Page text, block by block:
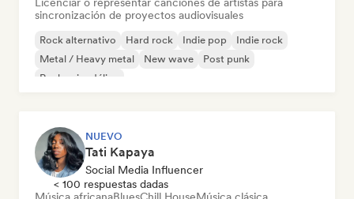
sincronización de proyectos audiovisuales
Rock alternativo Hard rock Indie pop
Indie rock
Metal / Heavy metal
New wave
Post punk
Rock psicodélico
NUEVO
Tati Kapaya
Social Media Influencer
< 100 respuestas dadas